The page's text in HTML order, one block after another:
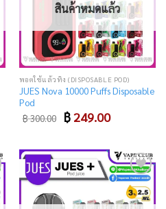
สินค้าหมดแล้ว
พอตใช้แล้วทิ้ง (DISPOSABLE POD)
JUES Nova 10000 Puffs Disposable
Pod
฿300.00 Original
price
฿249.00Current
price
Add
to
wishlist